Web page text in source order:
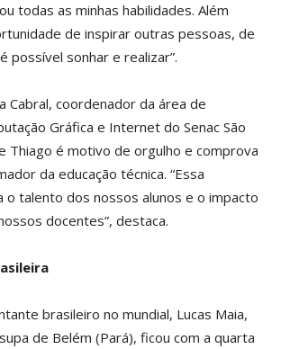
todas as minhas habilidades. Além
de inspirar outras pessoas, de
possível sonhar e realizar”.
Cabral, coordenador da área de
Gráfica e Internet do Senac São
Thiago é motivo de orgulho e comprova
da educação técnica. “Essa
o talento dos nossos alunos e o impacto
docentes”, destaca.
brasileiro no mundial, Lucas Maia,
de Belém (Pará), ficou com a quarta